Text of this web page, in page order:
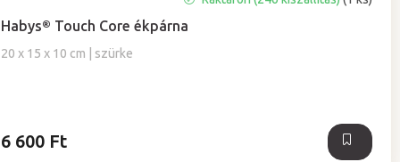
Habys® Touch Core ékpárna
20 x 15 x 10 cm | szürke
6 600 Ft